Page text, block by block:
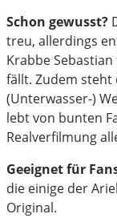
Schon gewusst?
treu, allerdings
Krabbe
fällt. Zudem steht
(Unterwasser-)
lebt von bunten
Realverfilmung
Geeignet für
die einige der
Original.